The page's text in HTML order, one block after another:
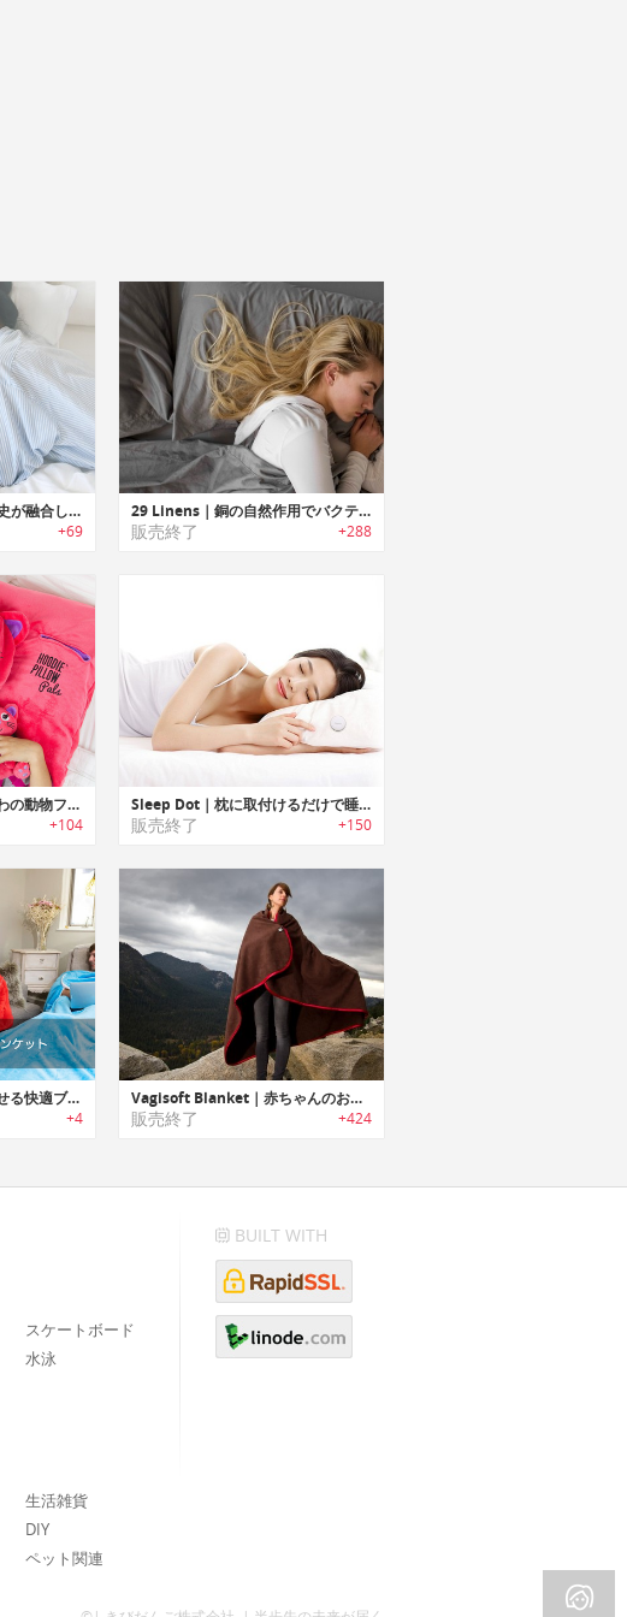
NINDYAA｜アートと歴史が融合したデザインの新スタイルベッドシーツ「ニンディア」
+69
29 Linens｜銅の自然作用でバクテリアを殺菌するベッドシーツ/ピローケース「29リネン」
販売終了 +288
HoodiePillow｜ふわふわの動物フード付き枕「フーディーピロー」
+104
Sleep Dot｜枕に取付けるだけで睡眠の質を解析できるノンウェアラブルスリープモニター「スリープドット」
販売終了 +150
Flo Blanket｜手足が通せる快適ブランケット「フロ」
+4
Vagisoft Blanket｜赤ちゃんのおしりの様な柔らかさのブランケット
販売終了 +424
スケートボード
水泳
生活雑貨
DIY
ペット関連
BUILT WITH